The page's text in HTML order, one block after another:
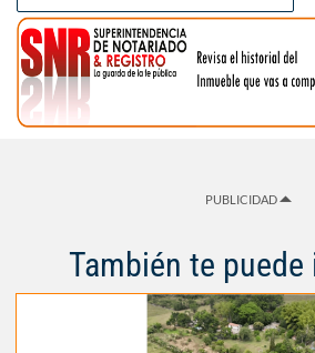
PUBLICIDAD
También te